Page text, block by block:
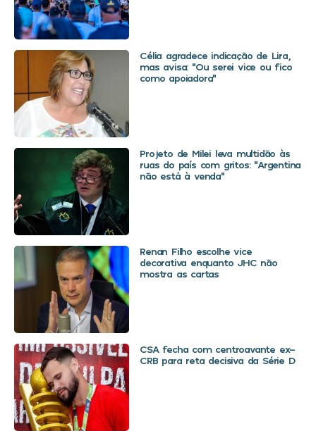
Célia agradece indicação de Lira,
mas avisa: “Ou serei vice ou fico
como apoiadora”
Projeto de Milei leva multidão às
ruas do país com gritos: “Argentina
não está à venda”
Renan Filho escolhe vice
decorativa enquanto JHC não
mostra as cartas
CSA fecha com centroavante ex-
CRB para reta decisiva da Série D